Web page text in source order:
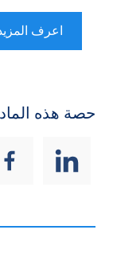
اعرف
حصة هذه